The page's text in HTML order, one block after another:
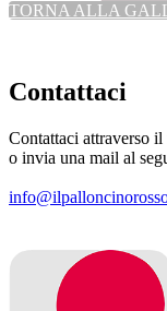
TORNA ALLA
Contattaci
Contattaci attraverso
o invia una mail al